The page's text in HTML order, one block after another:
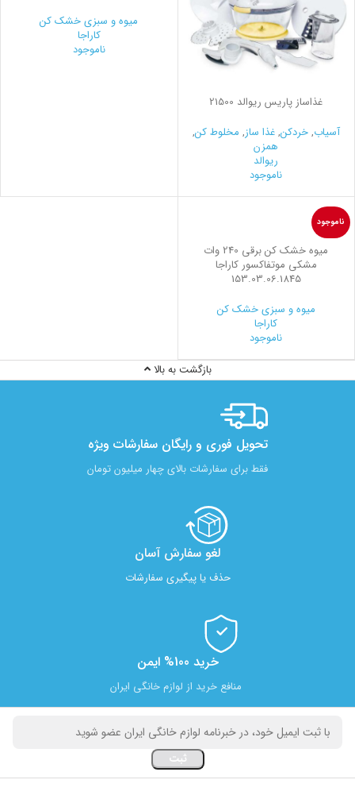
غذاساز پاریس ریوالد 21500
آسیاب,خردکن,غذا ساز, مخلوط کن,
همزن
ریوالد
ناموجود
میوه و سبزی خشک کن
کاراجا
ناموجود
ناموجود
میوه خشک کن برقی 240 وات
مشکی موتفاکسور کاراجا
153.03.06.1845
میوه و سبزی خشک کن
کاراجا
ناموجود
بازگشت به بالا
تحویل فوری و رایگان سفارشات ویژه
فقط برای سفارشات بالای چهار میلیون تومان
لغو سفارش آسان​
حذف یا پیگیری سفارشات
خرید 100% ایمن
منافع خرید از لوازم خانگی ایران